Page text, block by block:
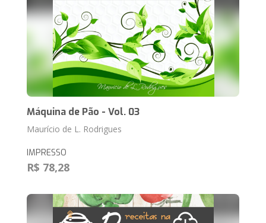
Máquina de Pão - Vol. 03
Maurício de L. Rodrigues
IMPRESSO
R$ 78,28